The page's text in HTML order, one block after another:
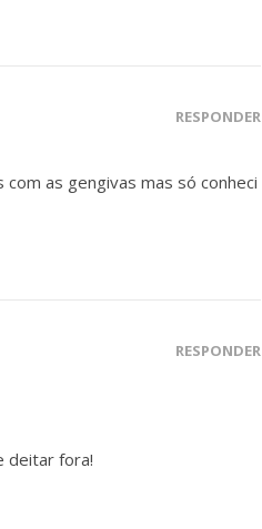
RESPONDER
as gengivas mas só conheci
RESPONDER
deitar fora!